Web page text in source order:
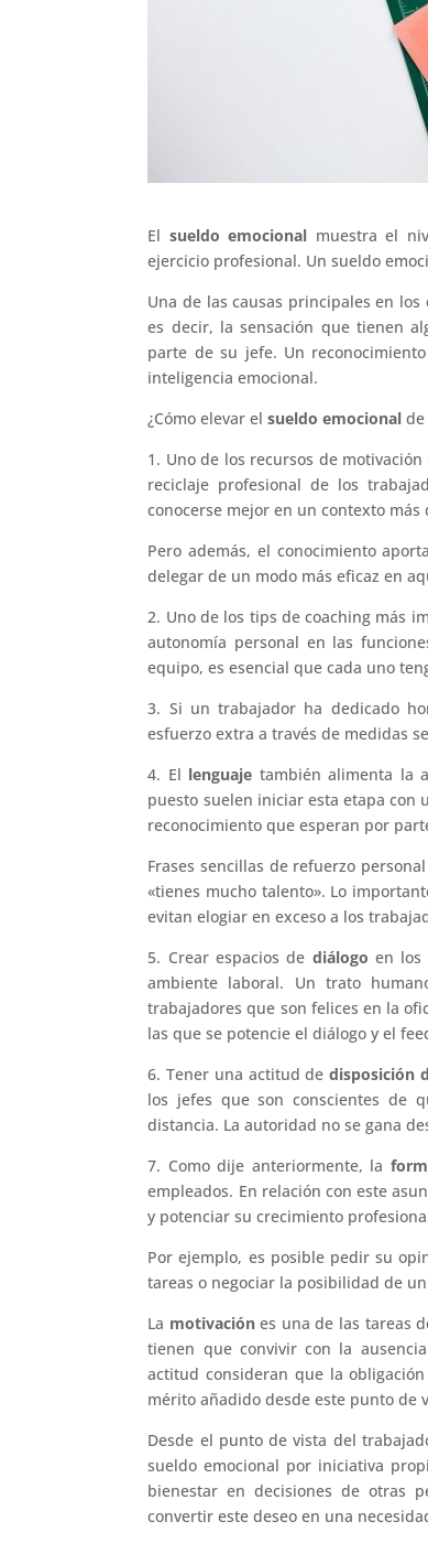
El sueldo emocional muestra el
ejercicio profesional. Un sueldo
Una de las causas principales en
es decir, la sensación que tienen
parte de su jefe. Un
inteligencia emocional.
¿Cómo elevar elsueldo emocional de
1. Uno de los recursos de
reciclaje profesional de los
conocerse mejor en un contexto más
Pero además, el conocimiento
delegar de un modo más eficaz en
2. Uno de los tips de coaching más
autonomía personal en las
equipo, es esencial que cada uno
3. Si un trabajador ha dedicado
esfuerzo extra a través de medidas
4. El lenguaje también alimenta la
puesto suelen iniciar esta etapa con
reconocimiento que esperan por
Frases sencillas de refuerzo
«tienes mucho talento». Lo
evitan elogiar en exceso a los
5. Crear espacios de diálogo en los
ambiente laboral. Un trato
trabajadores que son felices en la
las que se potencie el diálogo y el
6. Tener una actitud dedisposición
los jefes que son conscientes de
distancia. La autoridad no se gana
7. Como dije anteriormente, la
empleados. En relación con este
y potenciar su crecimiento
Por ejemplo, es posible pedir su
tareas o negociar la posibilidad de un
La motivaciónes una de las tareas
tienen que convivir con la
actitud consideran que la
mérito añadido desde este punto de
Desde el punto de vista del
sueldo emocional por iniciativa
bienestar en decisiones de otras
convertir este deseo en una